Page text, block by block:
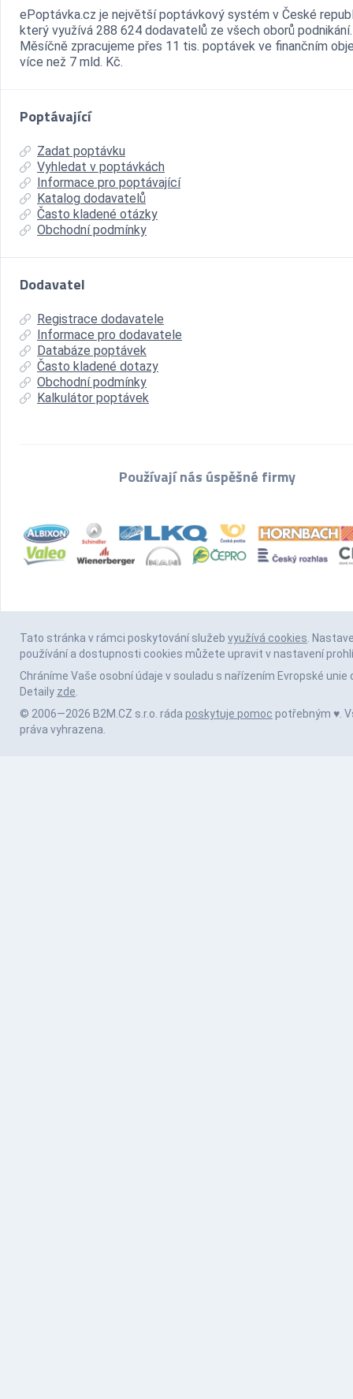
ePoptávka.cz je největší poptávkový systém v České
který využívá 288 624 dodavatelů ze všech oborů podnikání.
Měsíčně zpracujeme přes 11 tis. poptávek ve finančním
více než 7 mld. Kč.
Poptávající
Zadat poptávku
Vyhledat v poptávkách
Informace pro poptávající
Katalog dodavatelů
Často kladené otázky
Obchodní podmínky
Dodavatel
Registrace dodavatele
Informace pro dodavatele
Databáze poptávek
Často kladené dotazy
Obchodní podmínky
Kalkulátor poptávek
Používají nás úspěšné firmy
Tato stránka v rámci poskytování služeb využívá cookies.
používání a dostupnosti cookies můžete upravit v nastavení
Chráníme Vaše osobní údaje v souladu s nařízením Evropské unie
Detaily zde.
© 2006—2026 B2M.CZ s.r.o. ráda poskytuje pomoc potřebným ♥️.
práva vyhrazena.